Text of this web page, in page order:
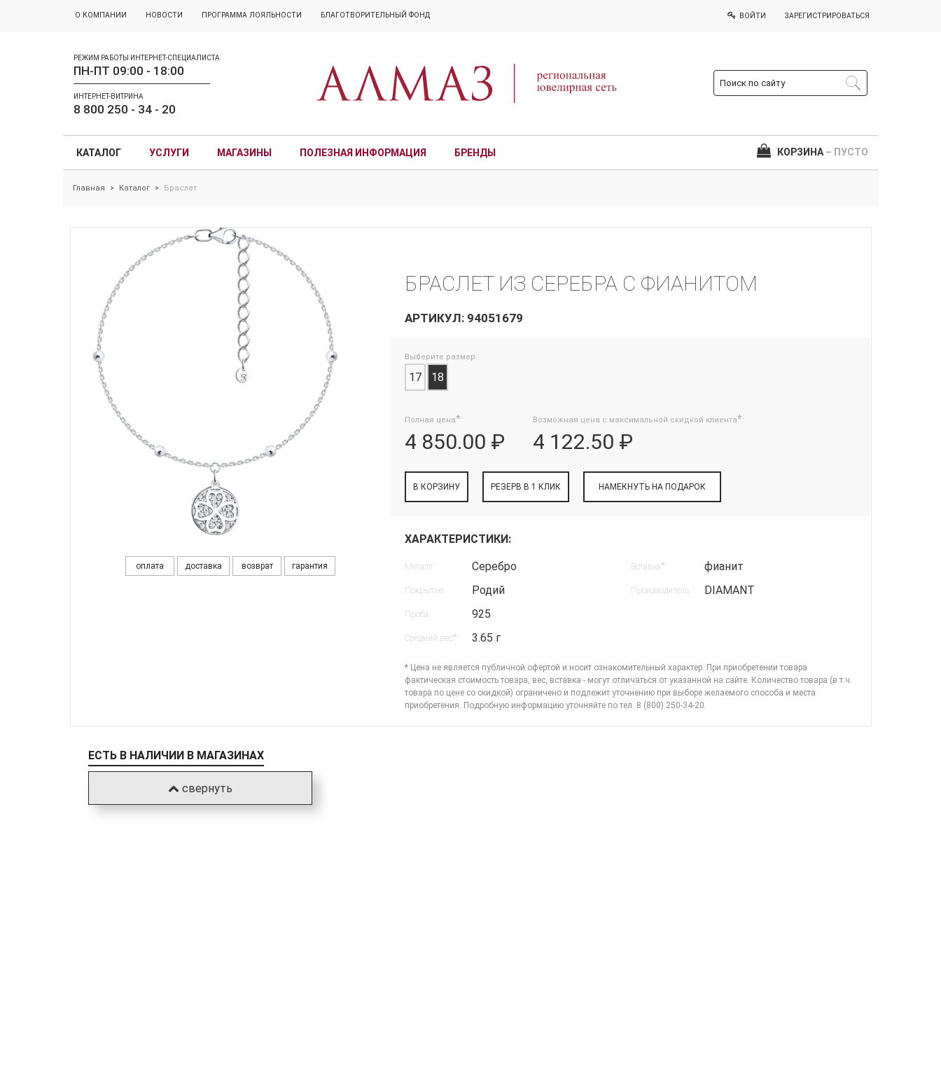
О КОМПАНИИ НОВОСТИ ПРОГРАММА ЛОЯЛЬНОСТИ БЛАГОТВОРИТЕЛЬНЫЙ ФОНД
РЕЖИМ РАБОТЫ ИНТЕРНЕТ-СПЕЦИАЛИСТА
ПН-ПТ 09:00 - 18:00
ИНТЕРНЕТ-ВИТРИНА
8 800 250 - 34 - 20
ВОЙТИ ЗАРЕГИСТРИРОВАТЬСЯ
КАТАЛОГ УСЛУГИ МАГАЗИНЫ ПОЛЕЗНАЯ ИНФОРМАЦИЯ БРЕНДЫ КОРЗИНА – ПУСТО
Главная > Каталог > Браслет
оплата доставка возврат гарантия
БРАСЛЕТ ИЗ СЕРЕБРА С ФИАНИТОМ
АРТИКУЛ: 94051679
Выберите размер:
17 18
Полная цена*:
4 850.00 ₽
Возможная цена с максимальной скидкой клиента*:
4 122.50 ₽
В КОРЗИНУ РЕЗЕРВ В 1 КЛИК НАМЕКНУТЬ НА ПОДАРОК
ХАРАКТЕРИСТИКИ:
Металл: Серебро
Покрытие: Родий
Проба: 925
Средний вес*: 3.65 г
Вставка*: фианит
Производитель: DIAMANT
* Цена не является публичной офертой и носит ознакомительный характер. При приобретении товара
фактическая стоимость товара, вес, вставка - могут отличаться от указанной на сайте. Количество товара (в т.ч.
товара по цене со скидкой) ограничено и подлежит уточнению при выборе желаемого способа и места
приобретения. Подробную информацию уточняйте потел. 8 (800) 250-34-20
ЕСТЬ В НАЛИЧИИ В МАГАЗИНАХ
свернуть